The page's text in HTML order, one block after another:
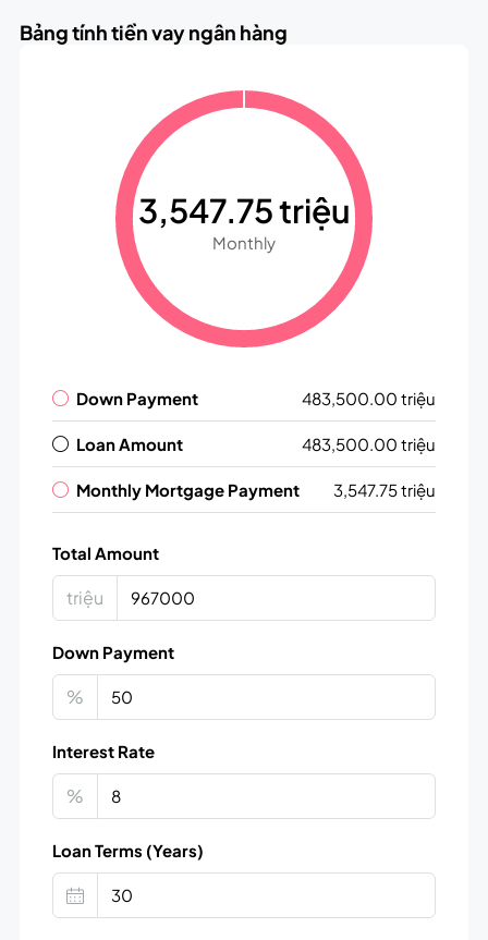
Bảng tính tiền vay ngân hàng
3,547.75 triệu
Monthly
Down Payment 483,500.00 triệu
Loan Amount 483,500.00 triệu
Monthly Mortgage Payment 3,547.75 triệu
Total Amount
triệu
Down Payment
%
Interest Rate
%
Loan Terms (Years)